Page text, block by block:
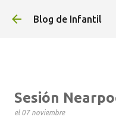
Ir al
Blog de Infantil
Sesión
el 07 noviembre